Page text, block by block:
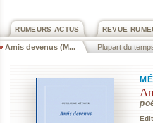
REVUE
RUMEURS ACTUS
Amis devenus (M... Plupart du